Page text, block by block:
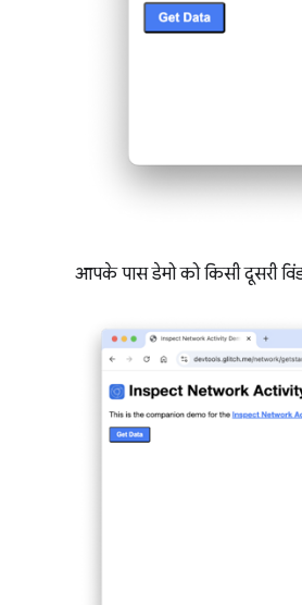
आपके पास डेमो को किसी दूसरी